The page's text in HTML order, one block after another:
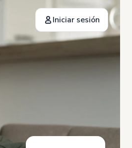
Iniciar sesión